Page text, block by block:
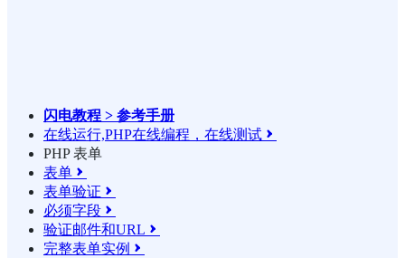
闪电教程 > 参考手册
在线运行,PHP在线编程，在线测试 
PHP 表单
表单 
表单验证 
必须字段 
验证邮件和URL 
完整表单实例 